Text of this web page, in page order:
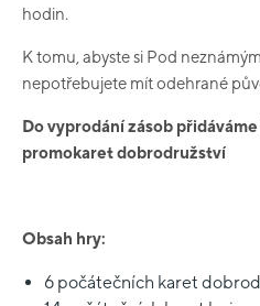
hodin.
K tomu, abyste si Pod
nepotřebujete mít odehrané
Do vyprodání zásob
promokaret dobrodružství
Obsah hry:
6 počátečních karet